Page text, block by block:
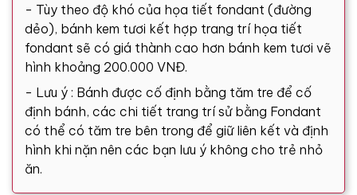
- Tùy theo độ khó của họa tiết fondant (đường
dẻo), bánh kem tươi kết hợp trang trí họa tiết
fondant sẽ có giá thành cao hơn bánh kem tươi vẽ
hình khoảng 200.000 VNĐ.
- Lưu ý : Bánh được cố định bằng tăm tre để cố
định bánh, các chi tiết trang trí sử bằng Fondant
có thể có tăm tre bên trong để giữ liên kết và định
hình khi nặn nên các bạn lưu ý không cho trẻ nhỏ
ăn.